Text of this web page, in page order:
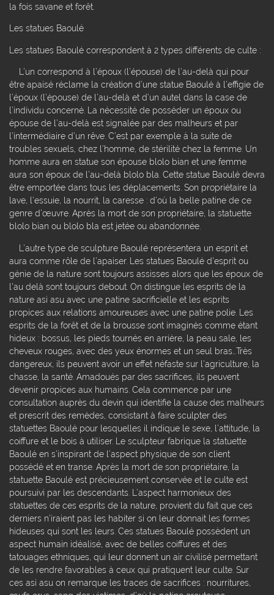
la fois savane et forêt.
Les statues Baoulé
Les statues Baoulé correspondent à 2 types différents de culte :
L’un correspond à l’époux (l’épouse) de l’au-delà qui pour
être apaisé réclame la création d’une statue Baoulé à l’effigie de
l’époux (l’épouse) de l’au-delà et d’un autel dans la case de
l’individu concerné. La nécessité de posséder un époux ou
épouse de l’au-delà est signalée par des malheurs et par
l’intermédiaire d’un rêve. C’est par exemple à la suite de
troubles sexuels, chez l’homme, de stérilité chez la femme. Un
homme aura en statue son épouse blolo bian et une femme
aura son époux de l’au-delà blolo bla. Cette statue Baoulé devra
être emportée dans tous les déplacements. Son propriétaire la
lave, l’essuie, la nourrit, la caresse : d’où la belle patine de ce
genre d’œuvre. Après la mort de son propriétaire, la statuette
blolo bian ou blolo bla est jetée ou abandonnée.
L’autre type de sculpture Baoulé représentera un esprit et
aura comme rôle de l’apaiser. Les statues Baoulé d'esprit ou
génie de la nature sont toujours assisses alors que les époux de
l'au delà sont toujours debout. On distingue les esprits de la
nature asi asu avec une patine sacrificielle et les esprits
propices aux relations amoureuses avec une patine polie. Les
esprits de la forêt et de la brousse sont imaginés comme étant
hideux : bossus, les pieds tournés en arrière, la peau sale, les
cheveux rouges, avec des yeux énormes et un seul bras…Très
dangereux, ils peuvent avoir un effet néfaste sur l’agriculture, la
chasse, la santé. Amadoués par des sacrifices, ils peuvent
devenir propices aux humains. Cela commence par une
consultation auprès du devin qui identifie la cause des malheurs
et prescrit des remèdes, consistant à faire sculpter des
statuettes Baoulé pour lesquelles il indique le sexe, l’attitude, la
coiffure et le bois à utiliser. Le sculpteur fabrique la statuette
Baoulé en s’inspirant de l’aspect physique de son client
possédé et en transe. Après la mort de son propriétaire, la
statuette Baoulé est précieusement conservée et le culte est
poursuivi par les descendants. L’aspect harmonieux des
statuettes de ces esprits de la nature, provient du fait que ces
derniers n’iraient pas les habiter si on leur donnait les formes
hideuses qui sont les leurs. Ces statues Baoulé possèdent un
aspect humain idéalisé, avec de belles coiffures et des
tatouages ethniques, qui leur donnent un air civilisé permettant
de les rendre favorables à ceux qui pratiquent leur culte. Sur
ces asi asu on remarque les traces de sacrifices : nourritures,